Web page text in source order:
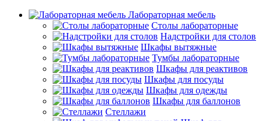
Лабораторная мебель
Столы лабораторные
Надстройки для столов
Шкафы вытяжные
Тумбы лабораторные
Шкафы для реактивов
Шкафы для посуды
Шкафы для одежды
Шкафы для баллонов
Стеллажи